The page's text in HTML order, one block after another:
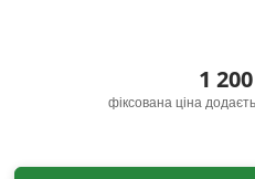
1
фіксована ціна